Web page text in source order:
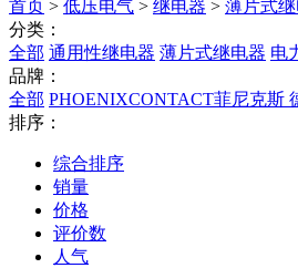
首页 > 低压电气 > 继电器 > 薄片式
分类：
全部 通用性继电器 薄片式继电器 电
品牌：
全部 PHOENIXCONTACT菲尼克斯
排序：
综合排序
销量
价格
评价数
人气